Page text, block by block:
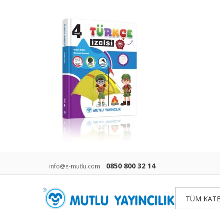
info@e-mutlu.com 0850 800 32 14
TÜM